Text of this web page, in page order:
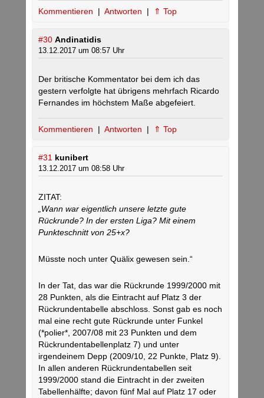
Kommentieren | Antworten | ⇑ Top
#30 Andinatidis
13.12.2017 um 08:57 Uhr
Der britische Kommentator bei dem ich das
gestern verfolgte hat übrigens mehrfach Ricardo
Fernandes im höchstem Maße abgefeiert.
Kommentieren | Antworten | ⇑ Top
#31 kunibert
13.12.2017 um 08:58 Uhr
ZITAT:
„Wann war eigentlich unsere letzte gute
Rückrunde? In der ersten Liga? Mit einem
Punkteschnitt von 25+x?
Müsste noch unter Quälix gewesen sein.“
In der Tat, das war die Rückrunde 1999/2000 mit
28 Punkten, als die Eintracht auf Platz 3 der
Rückrundentabelle abschloss. Sonst gab es noch
mal eine recht gute Rückrunde unter Funkel
(*polier*, 2007/08 mit 23 Punkten und dem
Rückrundentabellenplatz 7) und unter
irgendeinem Depp (2009/10, 22 Punkte, Platz 9).
In allen anderen Rückrundentabellen seit
1999/2000 stand die Eintracht in der zweiten
Tabellenhälfte; davon fünf Mal auf Platz 17 oder